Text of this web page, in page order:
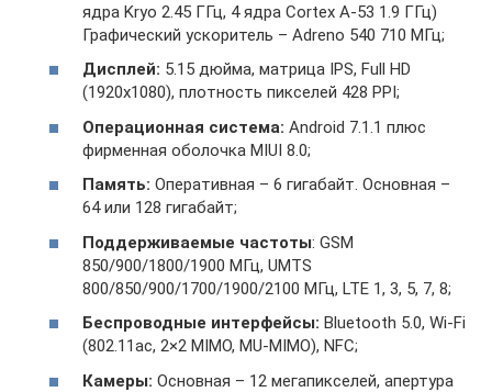
ядра Kryo 2.45 ГГц, 4 ядра Cortex A-53 1.9 ГГц)
Графический ускоритель – Adreno 540 710 МГц;
Дисплей: 5.15 дюйма, матрица IPS, Full HD
(1920х1080), плотность пикселей 428 PPI;
Операционная система: Android 7.1.1 плюс
фирменная оболочка MIUI 8.0;
Память: Оперативная – 6 гигабайт. Основная –
64 или 128 гигабайт;
Поддерживаемые частоты: GSM
850/900/1800/1900 МГц, UMTS
800/850/900/1700/1900/2100 МГц, LTE 1, 3, 5, 7, 8;
Беспроводные интерфейсы: Bluetooth 5.0, Wi-Fi
(802.11ac, 2×2 MIMO, MU-MIMO), NFC;
Камеры: Основная – 12 мегапикселей, апертура